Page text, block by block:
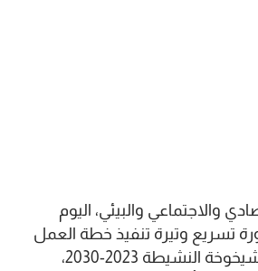
والاجتماعي والبيئي، اليوم
تسريع وتيرة تنفيذ خطة العمل
الوطنية للنهوض بالشيخوخة النشيطة 2023-2030،